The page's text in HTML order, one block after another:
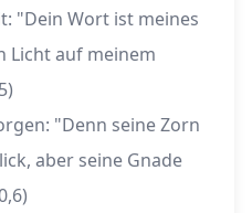
"Dein Wort ist meines
Licht auf meinem
"Denn seine Zorn
aber seine Gnade